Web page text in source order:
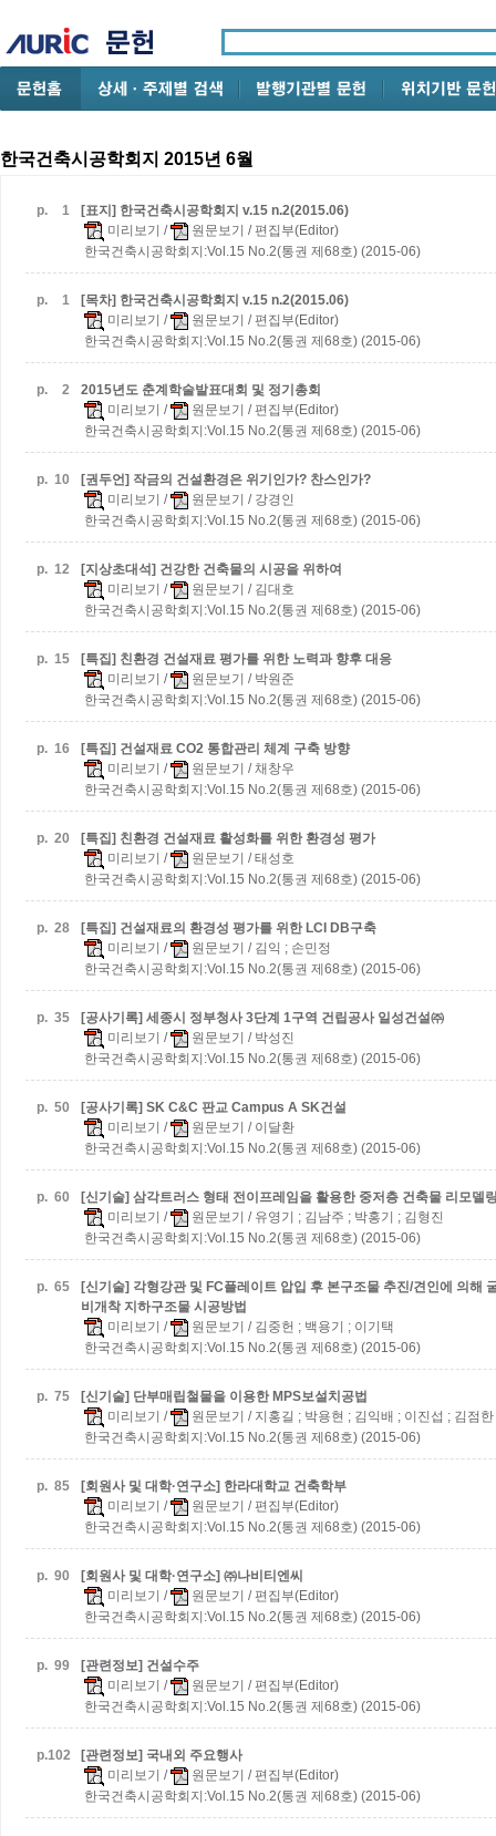
한국건축시공학회지 2015년 6월
p. 1
[표지] 한국건축시공학회지 v.15 n.2(2015.06)
미리보기 / 원문보기 / 편집부(Editor)
한국건축시공학회지:Vol.15 No.2(통권 제68호) (2015-06)
p. 1
[목차] 한국건축시공학회지 v.15 n.2(2015.06)
미리보기 / 원문보기 / 편집부(Editor)
한국건축시공학회지:Vol.15 No.2(통권 제68호) (2015-06)
p. 2
2015년도 춘계학술발표대회 및 정기총회
미리보기 / 원문보기 / 편집부(Editor)
한국건축시공학회지:Vol.15 No.2(통권 제68호) (2015-06)
p. 10
[권두언] 작금의 건설환경은 위기인가? 찬스인가?
미리보기 / 원문보기 / 강경인
한국건축시공학회지:Vol.15 No.2(통권 제68호) (2015-06)
p. 12
[지상초대석] 건강한 건축물의 시공을 위하여
미리보기 / 원문보기 / 김대호
한국건축시공학회지:Vol.15 No.2(통권 제68호) (2015-06)
p. 15
[특집] 친환경 건설재료 평가를 위한 노력과 향후 대응
미리보기 / 원문보기 / 박원준
한국건축시공학회지:Vol.15 No.2(통권 제68호) (2015-06)
p. 16
[특집] 건설재료 CO2 통합관리 체계 구축 방향
미리보기 / 원문보기 / 채창우
한국건축시공학회지:Vol.15 No.2(통권 제68호) (2015-06)
p. 20
[특집] 친환경 건설재료 활성화를 위한 환경성 평가
미리보기 / 원문보기 / 태성호
한국건축시공학회지:Vol.15 No.2(통권 제68호) (2015-06)
p. 28
[특집] 건설재료의 환경성 평가를 위한 LCI DB구축
미리보기 / 원문보기 / 김익 ; 손민정
한국건축시공학회지:Vol.15 No.2(통권 제68호) (2015-06)
p. 35 [공사기록] 세종시 정부청사 3단계 1구역 건립공사 일성건설㈜
미리보기 / 원문보기 / 박성진
한국건축시공학회지:Vol.15 No.2(통권 제68호) (2015-06)
p. 50 [공사기록] SK C&C 판교 Campus A SK건설
미리보기 / 원문보기 / 이달환
한국건축시공학회지:Vol.15 No.2(통권 제68호) (2015-06)
p. 60
[신기술] 삼각트러스 형태 전이프레임을 활용한 중저층 건축물 리모델
미리보기 / 원문보기 / 유영기 ; 김남주 ; 박홍기 ; 김형진
한국건축시공학회지:Vol.15 No.2(통권 제68호) (2015-06)
p. 65
[신기술] 각형강관 및 FC플레이트 압입 후 본구조물 추진/견인에 의해
비개착 지하구조물 시공방법
미리보기 / 원문보기 / 김중헌 ; 백용기 ; 이기택
한국건축시공학회지:Vol.15 No.2(통권 제68호) (2015-06)
p. 75
[신기술] 단부매립철물을 이용한 MPS보설치공법
미리보기 / 원문보기 / 지홍길 ; 박용현 ; 김익배 ; 이진섭 ; 김점한
한국건축시공학회지:Vol.15 No.2(통권 제68호) (2015-06)
p. 85
[회원사 및 대학·연구소] 한라대학교 건축학부
미리보기 / 원문보기 / 편집부(Editor)
한국건축시공학회지:Vol.15 No.2(통권 제68호) (2015-06)
p. 90
[회원사 및 대학·연구소] ㈜나비티엔씨
미리보기 / 원문보기 / 편집부(Editor)
한국건축시공학회지:Vol.15 No.2(통권 제68호) (2015-06)
p. 99
[관련정보] 건설수주
미리보기 / 원문보기 / 편집부(Editor)
한국건축시공학회지:Vol.15 No.2(통권 제68호) (2015-06)
p.102
[관련정보] 국내외 주요행사
미리보기 / 원문보기 / 편집부(Editor)
한국건축시공학회지:Vol.15 No.2(통권 제68호) (2015-06)